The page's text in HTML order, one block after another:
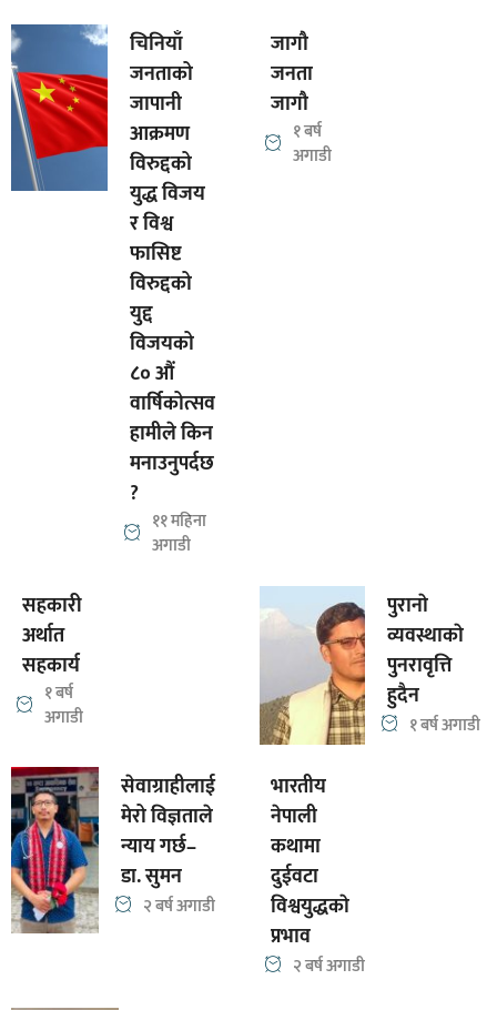
चिनियाँ
जनताको
जापानी
आक्रमण
विरुद्दको
युद्ध विजय
र विश्व
फासिष्ट
विरुद्दको
युद्द
विजयको
८० औं
वार्षिकोत्सव
हामीले किन
मनाउनुपर्दछ
?
११ महिना
अगाडी
जागौ
जनता
जागौ
१ बर्ष
अगाडी
सहकारी
अर्थात
सहकार्य
१ बर्ष
अगाडी
पुरानाे
व्यवस्थाकाे
पुनरावृत्ति
हुदैन
१ बर्ष अगाडी
सेवाग्राहीलाई
मेरो विज्ञताले
न्याय गर्छ–
डा. सुमन
२ बर्ष अगाडी
भारतीय
नेपाली
कथामा
दुईवटा
विश्वयुद्धकाे
प्रभाव
२ बर्ष अगाडी